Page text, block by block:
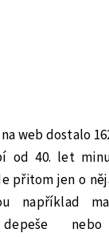
na web dostalo
od 40. let
přitom jen o
například
depeše